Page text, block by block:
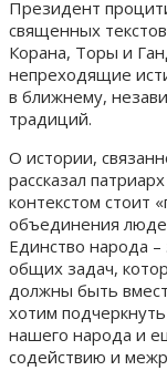
Президент
священных
Корана, Торы и
непреходящие
в ближнему,
традиций.
О истории,
рассказал
контекстом стоит
объединения
Единство народа
общих задач,
должны быть
хотим
нашего народа и
содействию и